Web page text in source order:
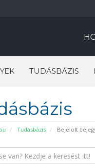
TUDÁSBÁZIS
Tudásbázis Bejelölt